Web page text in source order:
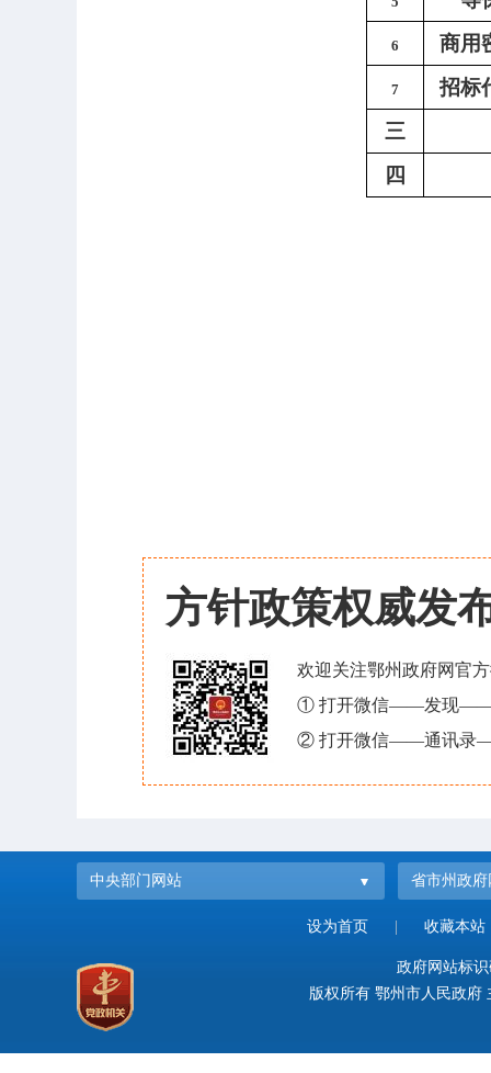
6 商用
7
招标
三
四
方针政策权威发
欢迎关注鄂州政府网官
① 打开微信——发现——
② 打开微信——通讯录
中央部门网站 省市州政府
设为首页 收藏本站
政府网站标
版权所有 鄂州市人民政府